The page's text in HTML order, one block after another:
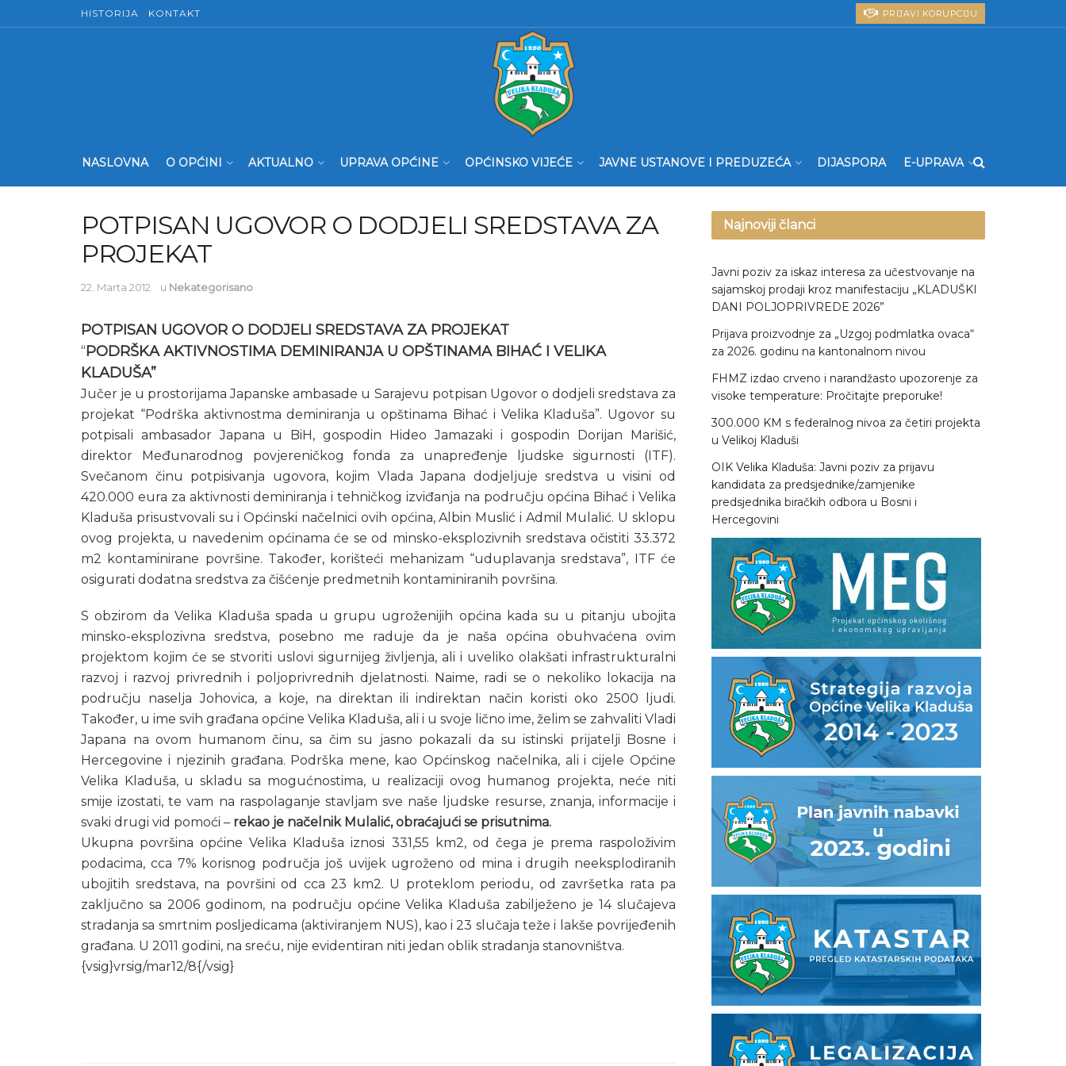
HISTORIJA KONTAKT PRIJAVI KORUPCIJU
NASLOVNA O OPĆINI AKTUALNO UPRAVA OPĆINE OPĆINSKO VIJEĆE JAVNE USTANOVE I PREDUZEĆA DIJASPORA E-UPRAVA
POTPISAN UGOVOR O DODJELI SREDSTAVA ZA
PROJEKAT
22. Marta 2012. u Nekategorisano
POTPISAN UGOVOR O DODJELI SREDSTAVA ZA PROJEKAT
“PODRŠKAAKTIVNOSTIMA DEMINIRANJA U OPŠTINAMA BIHAĆ I VELIKA
KLADUŠA”
Jučer je u prostorijama Japanske ambasade u Sarajevu potpisan Ugovor o dodjeli sredstava za
projekat “Podrška aktivnostma deminiranja u opštinama Bihać i Velika Kladuša”. Ugovor su
potpisali ambasador Japana u BiH, gospodin Hideo Jamazaki i gospodin Dorijan Marišić,
direktor Međunarodnog povjereničkog fonda za unapređenje ljudske sigurnosti (ITF).
Svečanom činu potpisivanja ugovora, kojim Vlada Japana dodjeljuje sredstva u visini od
420.000 eura za aktivnosti deminiranja i tehničkog izviđanja na području općina Bihać i Velika
Kladuša prisustvovali su i Općinski načelnici ovih općina, Albin Muslić i Admil Mulalić. U sklopu
ovog projekta, u navedenim općinama će se od minsko-eksplozivnih sredstava očistiti 33.372
m2 kontaminirane površine. Također, korišteći mehanizam “uduplavanja sredstava”, ITF će
osigurati dodatna sredstva za čišćenje predmetnih kontaminiranih površina.
S obzirom da Velika Kladuša spada u grupu ugroženijih općina kada su u pitanju ubojita
minsko-eksplozivna sredstva, posebno me raduje da je naša općina obuhvaćena ovim
projektom kojim će se stvoriti uslovi sigurnijeg življenja, ali i uveliko olakšati infrastrukturalni
razvoj i razvoj privrednih i poljoprivrednih djelatnosti. Naime, radi se o nekoliko lokacija na
području naselja Johovica, a koje, na direktan ili indirektan način koristi oko 2500 ljudi.
Također, u ime svih građana općine Velika Kladuša, ali i u svoje lično ime, želim se zahvaliti Vladi
Japana na ovom humanom činu, sa čim su jasno pokazali da su istinski prijatelji Bosne i
Hercegovine i njezinih građana. Podrška mene, kao Općinskog načelnika, ali i cijele Općine
Velika Kladuša, u skladu sa mogućnostima, u realizaciji ovog humanog projekta, neće niti
smije izostati, te vam na raspolaganje stavljam sve naše ljudske resurse, znanja, informacije i
svaki drugi vid pomoći – rekao je načelnik Mulalić, obraćajući se prisutnima.
Ukupna površina općine Velika Kladuša iznosi 331,55 km2, od čega je prema raspoloživim
podacima, cca 7% korisnog područja još uvijek ugroženo od mina i drugih neeksplodiranih
ubojitih sredstava, na površini od cca 23 km2. U proteklom periodu, od završetka rata pa
zaključno sa 2006 godinom, na području općine Velika Kladuša zabilježeno je 14 slučajeva
stradanja sa smrtnim posljedicama (aktiviranjem NUS), kao i 23 slučaja teže i lakše povrijeđenih
građana. U 2011 godini, na sreću, nije evidentiran niti jedan oblik stradanja stanovništva.
{vsig}vrsig/mar12/8{/vsig}
Najnoviji članci
Javni poziv za iskaz interesa za učestvovanje na
sajamskoj prodaji kroz manifestaciju „KLADUŠKI
DANI POLJOPRIVREDE 2026”
Prijava proizvodnje za „Uzgoj podmlatka ovaca“
za 2026. godinu na kantonalnom nivou
FHMZ izdao crveno i narandžasto upozorenje za
visoke temperature: Pročitajte preporuke!
300.000 KM s federalnog nivoa za četiri projekta
u Velikoj Kladuši
OIK Velika Kladuša: Javni poziv za prijavu
kandidata za predsjednike/zamjenike
predsjednika biračkih odbora u Bosni i
Hercegovini